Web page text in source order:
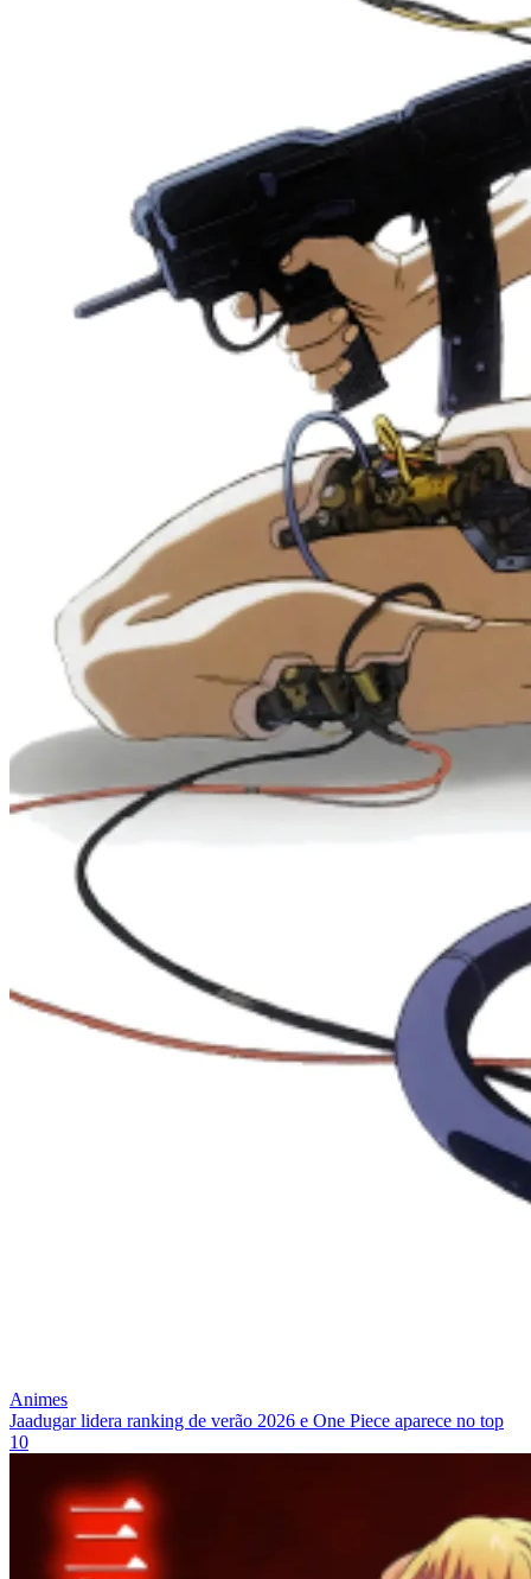
Animes
Jaadugar lidera ranking de verão 2026 e One Piece aparece no top
10